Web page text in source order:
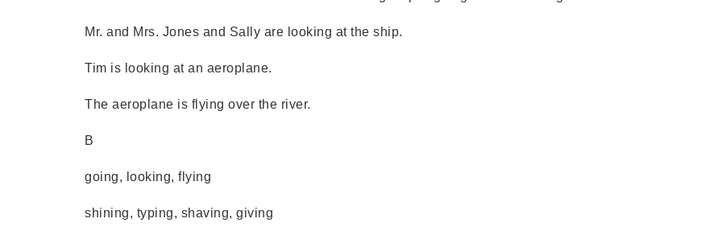
Mr. and Mrs. Jones and Sally are looking at the ship.
Tim is looking at an aeroplane.
The aeroplane is flying over the river.
B
going, looking, flying
shining, typing, shaving, giving